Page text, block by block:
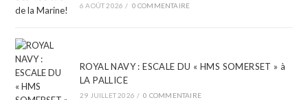
6 AOÛT 2026 / 0 COMMENTAIRE
ROYAL NAVY : ESCALE DU « HMS SOMERSET » à
LA PALLICE
29 JUILLET 2026 / 0 COMMENTAIRE